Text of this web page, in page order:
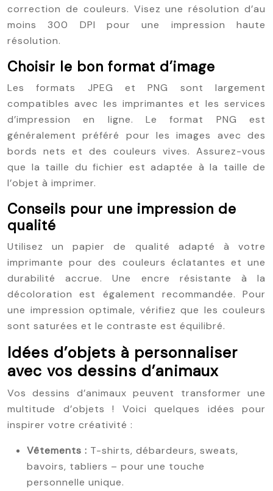
correction de couleurs. Visez une résolution d’au
moins 300 DPI pour une impression haute
résolution.
Choisir le bon format d’image
Les formats JPEG et PNG sont largement
compatibles avec les imprimantes et les services
d’impression en ligne. Le format PNG est
généralement préféré pour les images avec des
bords nets et des couleurs vives. Assurez-vous
que la taille du fichier est adaptée à la taille de
l’objet à imprimer.
Conseils pour une impression de
qualité
Utilisez un papier de qualité adapté à votre
imprimante pour des couleurs éclatantes et une
durabilité accrue. Une encre résistante à la
décoloration est également recommandée. Pour
une impression optimale, vérifiez que les couleurs
sont saturées et le contraste est équilibré.
Idées d’objets à personnaliser
avec vos dessins d’animaux
Vos dessins d’animaux peuvent transformer une
multitude d’objets ! Voici quelques idées pour
inspirer votre créativité :
Vêtements : T-shirts, débardeurs, sweats,
bavoirs, tabliers – pour une touche
personnelle unique.